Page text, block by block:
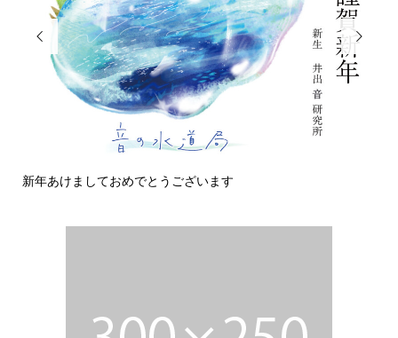

新年あけましておめでとうございます
